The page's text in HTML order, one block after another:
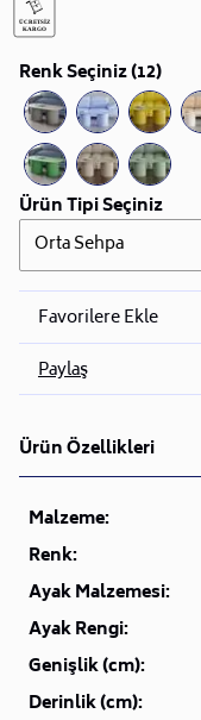
Renk Seçiniz (12)
Ürün Tipi Seçiniz
Orta Sehpa
Favorilere Ekle
Paylaş
Ürün Özellikleri
Malzeme:
Renk:
Ayak Malzemesi:
Ayak Rengi:
Genişlik (cm):
Derinlik (cm):